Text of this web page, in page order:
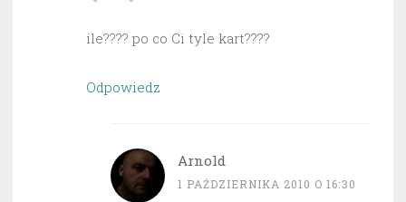
ile???? po co Ci tyle kart????
Odpowiedz
Arnold
1 PAŹDZIERNIKA 2010 O 16:30